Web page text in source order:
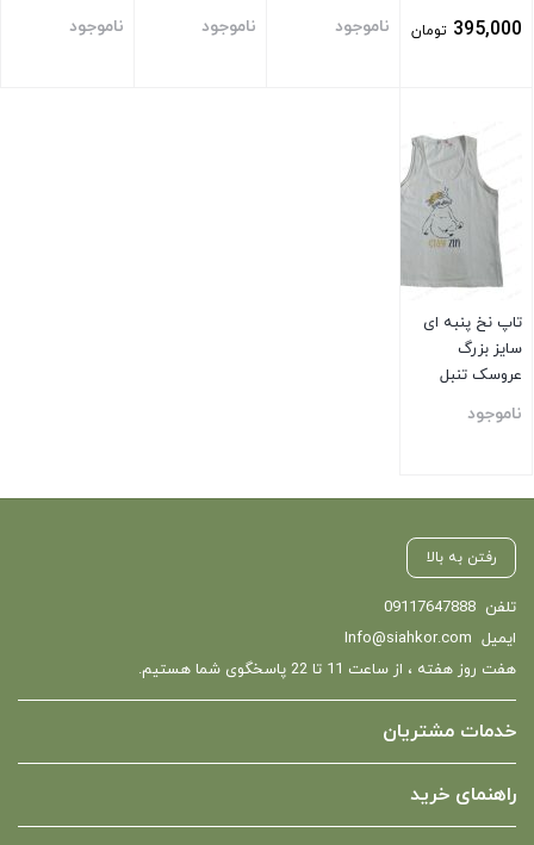
395,000 تومان ناموجود ناموجود ناموجود
تاپ نخ پنبه ای
سایز بزرگ
عروسک تنبل
ناموجود
رفتن به بالا
تلفن 09117647888
ایمیل Info@siahkor.com
هفت روز هفته ، از ساعت 11 تا 22 پاسخگوی شما هستیم.
خدمات مشتریان
راهنمای خرید